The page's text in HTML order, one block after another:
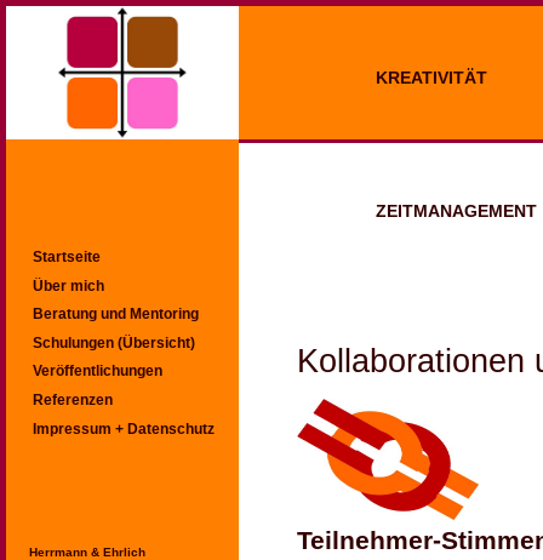
Startseite
Über mich
Beratung und Mentoring
Schulungen (Übersicht)
Veröffentlichungen
Referenzen
Impressum + Datenschutz
Herrmann & Ehrlich
KREATIVITÄT
ZEITMANAGEMENT
Kollaborationen
Teilnehmer-